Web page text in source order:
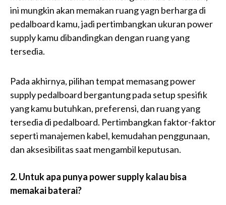
ini mungkin akan memakan ruang yagn berharga di
pedalboard kamu, jadi pertimbangkan ukuran power
supply kamu dibandingkan dengan ruang yang
tersedia.
Pada akhirnya, pilihan tempat memasang power
supply pedalboard bergantung pada setup spesifik
yang kamu butuhkan, preferensi, dan ruang yang
tersedia di pedalboard. Pertimbangkan faktor-faktor
seperti manajemen kabel, kemudahan penggunaan,
dan aksesibilitas saat mengambil keputusan.
2. Untuk apa punya power supply kalau bisa
memakai baterai?